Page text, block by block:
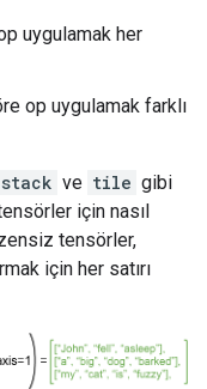
uygulamak her
op uygulamak farklı
stack ve tile gibi
için nasıl
tensörler,
için her satırı